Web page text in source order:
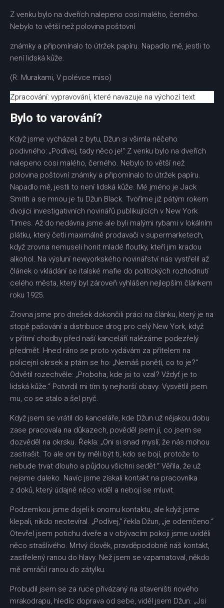
Z venku bylo na dveřích nalepeno cosi malého, černého.
Nebylo to větší než polovina poštovní
známky a připomínalo to útržek papíru. Napadlo mě, jestli to
není lidská kůže.
(R. Murakami, V polévce miso)
Zpracování: vypravování, které navazuje na výchozí text
Bylo to varování?
Když jsme vycházeli z bytu, Džun si všimla něčeho
podivného: „Podívej, tady něco je!“ Z venku bylo na dveřích
nalepeno cosi malého, černého. Nebylo to větší než
polovina poštovní známky a připomínalo to útržek papíru.
Napadlo mě, jestli to není lidská kůže. Mé jméno je Jack
Smith a se mnou je tu Džun Black. Tvoříme již pátým rokem
dvojici investigativních novinářů publikujících v New York
Times. Až do nedávna jsme ale byli malými rybami v lokálním
plátku, který četli maximálně prodavači v supermarketech,
když zrovna nemuseli honit mladé floutky, kteří jim kradou
alkohol. Na výsluní newyorkského novinářství nás vystřelil až
článek o vkládání se italské mafie do politických rozhodnutí
celého města, který byl zároveň vyhlášen nejlepším článkem
roku 1925.
Zrovna jsme pro dnešek dokončili práci na článku, který je na
stopě pašování a distribuce drog pro celý New York, když
v přítmí chodby před naší kanceláří nalézáme podezřelý
předmět. Hned ráno se proto vydávám za přítelem na
policejní okrsek a ptám se ho: „Nemáš ponětí, co to je?“
Odvětil rozechvěle: „Proboha, kde jsi to vzal? Vždyť je to
lidská kůže.“ Potvrdil mi tím ty nejhorší obavy. Vysvětlil jsem
mu, co se stalo a šel pryč.
Když jsem se vrátil do kanceláře, kde Džun už nějakou dobu
zase pracovala na důkazech, pověděl jsem jí, co jsem se
dozvěděl na okrsku. Řekla: „Oni si snad myslí, že nás mohou
zastrašit. To ale oni by měli být ti, kdo se bojí, protože to
nebude trvat dlouho a půjdou všichni sedět.“ Věřila, že už
nejsme daleko. Navíc jsme získali kontakt na pracovníka
z doků, který údajně něco viděl a nebojí se mluvit.
Podzemkou jsme dojeli k onomu kontaktu, ale když jsme
klepali, nikdo neotevíral. „Podívej,“ řekla Džun, „je odemčeno.“
Otevřel jsem potichu dveře a v obývacím pokoji jsme uviděli
něco strašlivého. Mrtvý člověk, pravděpodobně náš kontakt,
zastřelený ranou do hlavy. Než jsem se vzpamatoval, někdo
mě omráčil ranou do zátylku.
Probudil jsem se za ruce přivázaný na staveništi nového
mrakodrapu, hledíc doprava od sebe, viděl jsem Džun. „Jsi